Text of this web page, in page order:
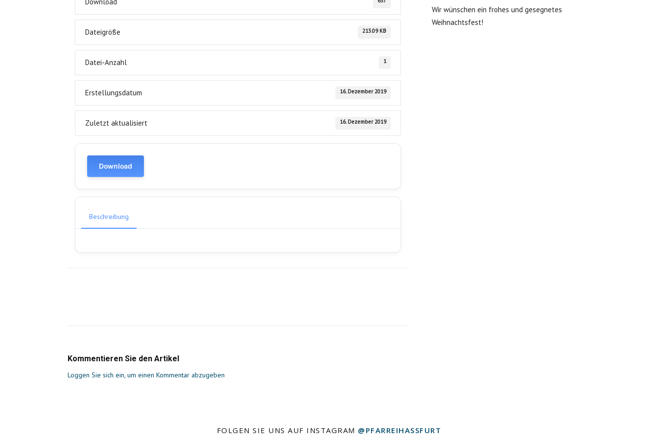
Dateigröße 213.09 KB
Datei-Anzahl 1
Erstellungsdatum 16. Dezember 2019
Zuletzt aktualisiert 16. Dezember 2019
Download
Beschreibung
Kommentieren Sie den Artikel
Loggen Sie sich ein, um einen Kommentar abzugeben
Wir wünschen ein frohes und gesegnetes
Weihnachtsfest!
FOLGEN SIE UNS AUF INSTAGRAM @PFARREIHASSFURT